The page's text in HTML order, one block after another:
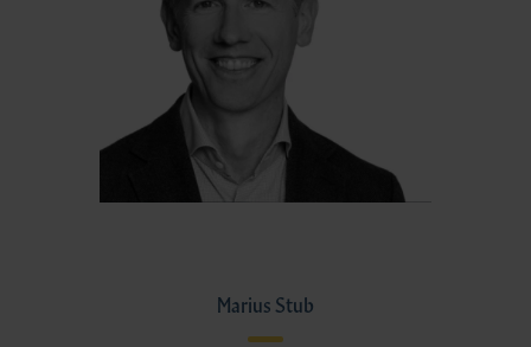
Marius Stub